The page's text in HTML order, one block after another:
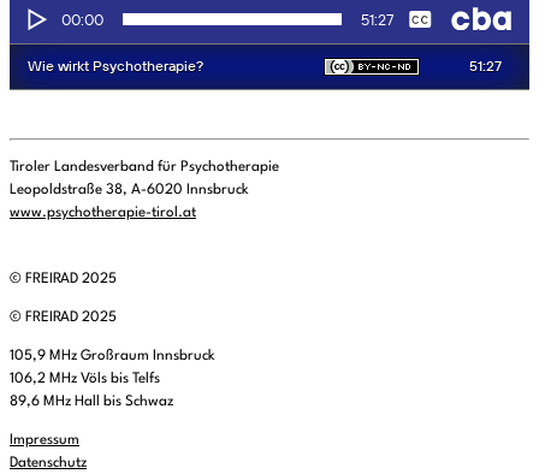
Tiroler Landesverband für Psychotherapie
Leopoldstraße 38, A-6020 Innsbruck
www.psychotherapie-tirol.at
© FREIRAD 2025
© FREIRAD 2025
105,9 MHz Großraum Innsbruck
106,2 MHz Völs bis Telfs
89,6 MHz Hall bis Schwaz
Impressum
Datenschutz